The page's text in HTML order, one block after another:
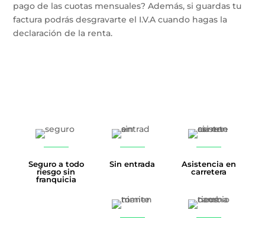
pago de las cuotas mensuales? Además, si guardas tu
factura podrás desgravarte el I.V.A cuando hagas la
declaración de la renta.
Seguro a todo
riesgo sin
franquicia
Sin entrada
Asistencia en
carretera